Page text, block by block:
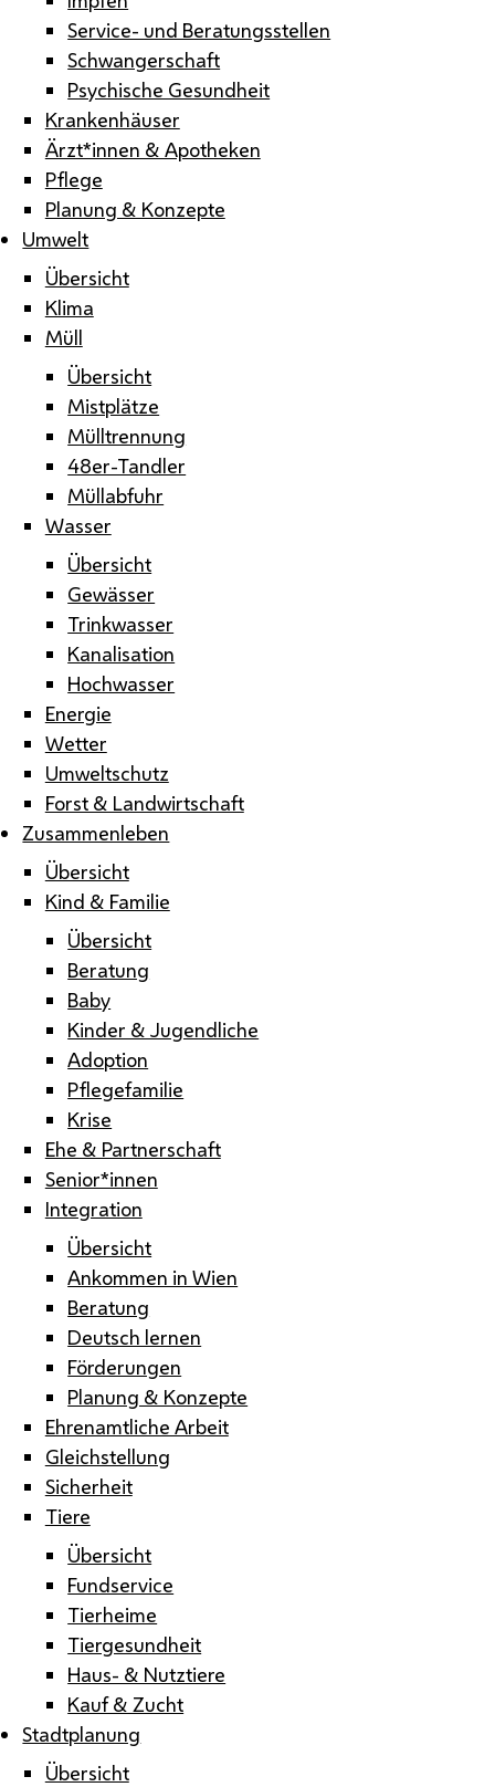
Service- und Beratungsstellen
Schwangerschaft
Psychische Gesundheit
Krankenhäuser
Ärzt*innen & Apotheken
Pflege
Planung & Konzepte
Umwelt
Übersicht
Klima
Müll
Übersicht
Mistplätze
Mülltrennung
48er-Tandler
Müllabfuhr
Wasser
Übersicht
Gewässer
Trinkwasser
Kanalisation
Hochwasser
Energie
Wetter
Umweltschutz
Forst & Landwirtschaft
Zusammenleben
Übersicht
Kind & Familie
Übersicht
Beratung
Baby
Kinder & Jugendliche
Adoption
Pflegefamilie
Krise
Ehe & Partnerschaft
Senior*innen
Integration
Übersicht
Ankommen in Wien
Beratung
Deutsch lernen
Förderungen
Planung & Konzepte
Ehrenamtliche Arbeit
Gleichstellung
Sicherheit
Tiere
Übersicht
Fundservice
Tierheime
Tiergesundheit
Haus- & Nutztiere
Kauf & Zucht
Stadtplanung
Übersicht